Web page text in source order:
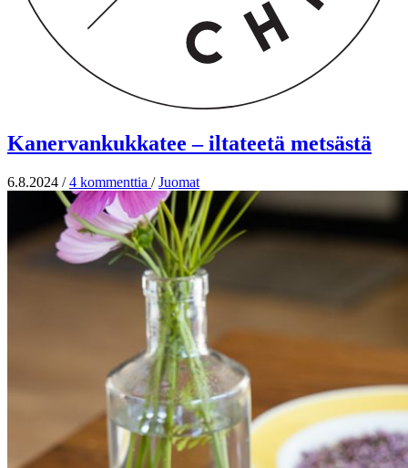
Kanervankukkatee – iltateetä metsästä
6.8.2024 / 4 kommenttia / Juomat